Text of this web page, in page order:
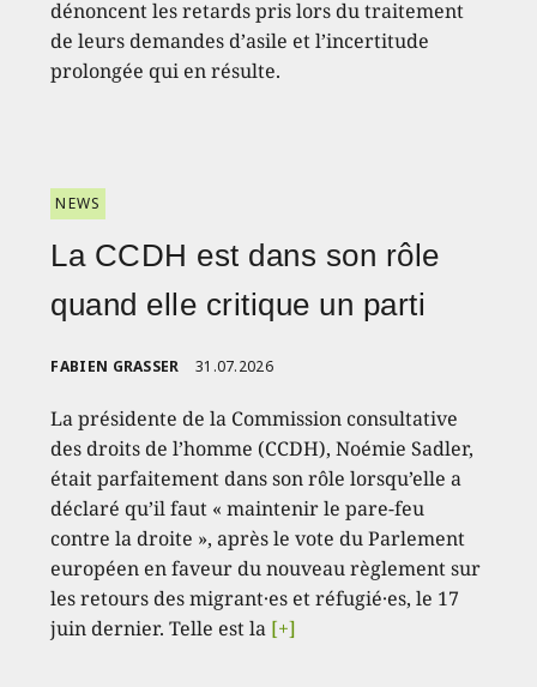
dénoncent les retards pris lors du traitement
de leurs demandes d’asile et l’incertitude
prolongée qui en résulte.
NEWS
La CCDH est dans son rôle
quand elle critique un parti
FABIEN GRASSER 31.07.2026
La présidente de la Commission consultative
des droits de l’homme (CCDH), Noémie Sadler,
était parfaitement dans son rôle lorsqu’elle a
déclaré qu’il faut « maintenir le pare-feu
contre la droite », après le vote du Parlement
européen en faveur du nouveau règlement sur
les retours des migrant·es et réfugié·es, le 17
juin dernier. Telle est la [+]